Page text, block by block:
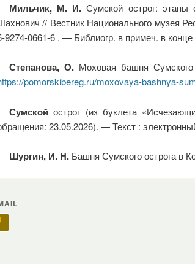
Мильчик, М. И. Сумской острог:
// Вестник Национального музея
9274-0661-6 . — Библиогр. в примеч. в конце
Степанова, О.Моховая башня Сумского
pomorskibereg.ru/moxovaya-bashnya-
Сумскойострог (из буклета
23.05.2026). — Текст :
Шургин, И. Н.Башня Сумского острога в